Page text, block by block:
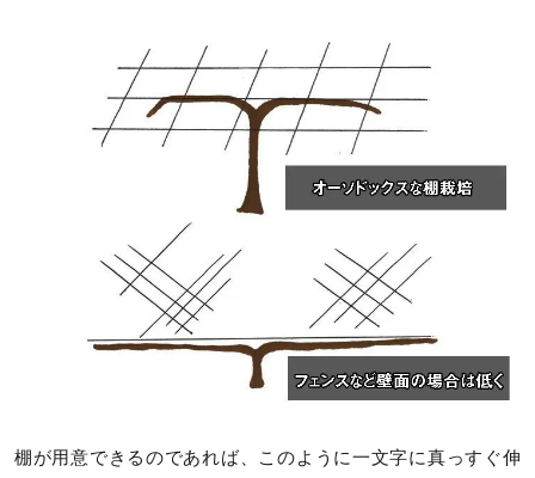
棚が用意できるのであれば、このように一文字に真っすぐ伸